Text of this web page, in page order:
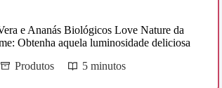
e Ananás Biológicos Love Nature da
Obtenha aquela luminosidade deliciosa
Produtos
5 minutos